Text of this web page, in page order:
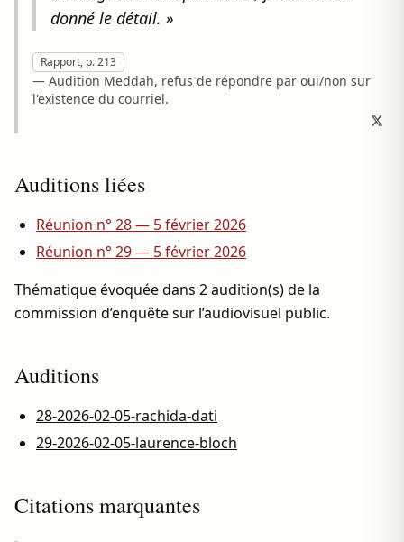
donné le détail. »
Rapport, p. 213
— Audition Meddah, refus de répondre par oui/non sur
l'existence du courriel.
Auditions liées
Réunion n° 28 — 5 février 2026
Réunion n° 29 — 5 février 2026
Thématique évoquée dans 2 audition(s) de la
commission d’enquête sur l’audiovisuel public.
Auditions
28-2026-02-05-rachida-dati
29-2026-02-05-laurence-bloch
Citations marquantes